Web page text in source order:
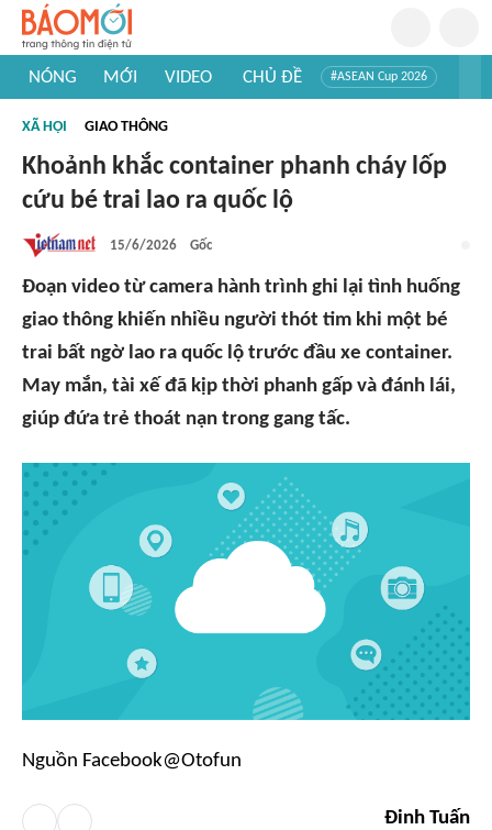
NÓNG MỚI VIDEO CHỦ ĐỀ #ASEAN Cup 2026
#Khám phá thế giới
XÃ HỘI GIAO THÔNG
Khoảnh khắc container phanh cháy lốp
cứu bé trai lao ra quốc lộ
15/6/2026 Gốc
Đoạn video từ camera hành trình ghi lại tình huống
giao thông khiến nhiều người thót tim khi một bé
trai bất ngờ lao ra quốc lộ trước đầu xe container.
May mắn, tài xế đã kịp thời phanh gấp và đánh lái,
giúp đứa trẻ thoát nạn trong gang tấc.
Nguồn Facebook@Otofun
Đinh Tuấn